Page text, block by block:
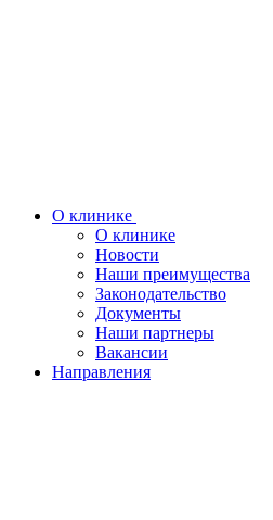
О клинике
О клинике
Новости
Наши преимущества
Законодательство
Документы
Наши партнеры
Вакансии
Направления